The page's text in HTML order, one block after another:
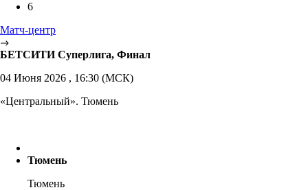
6
Матч-центр
БЕТСИТИ Суперлига, Финал
04 Июня 2026 , 16:30 (МСК)
«Центральный». Тюмень
Тюмень
Тюмень